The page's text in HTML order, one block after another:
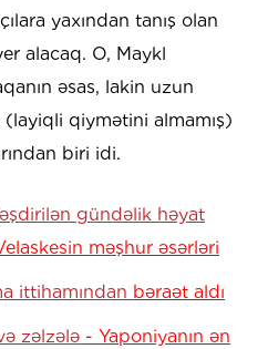
yaxından tanış olan
alacaq. O, Maykl
əsas, lakin uzun
qiymətini almamış)
biri idi.
gündəlik həyat
məşhur əsərləri
ittihamından bəraət aldı
zəlzələ - Yaponiyanın ən